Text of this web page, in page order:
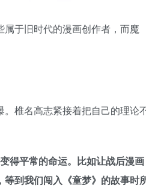
于旧时代的漫画创作者，而魔
椎名高志紧接着把自己的理论
得平常的命运。比如让战后漫画
到我们闯入《童梦》的故事时